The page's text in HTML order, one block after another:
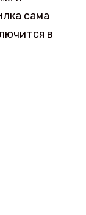
сама
в